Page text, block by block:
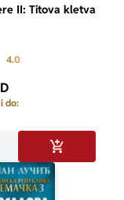
II: Titova kletva
4.0
do:
u omiljeneDODAJ U